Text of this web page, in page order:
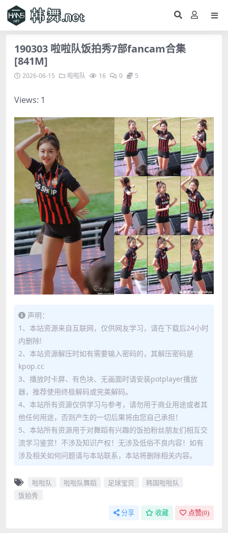
190303 啦啦队饭拍秀7部fancam合集
[841M]
2026-06-15 啦啦队 16 0 5
Views: 1
声明：
1、本站资源来自互联网，仅供网友学习，请在下载后24小时
内删除!
2、本站资源解压时如有需要输入密码的，其解压密码是
kpop.cc
3、播放时卡屏、有色块、无画面时请安装potplayer播放
器，推荐使用终极解码或完美解码。
4、本站所有资源仅供学习与参考，请勿用于商业用途或者其
他任何用途，否则产生的一切后果将由您自己承担！
5、本站所有资源用于对舞蹈有兴趣的饭拍粉丝朋友们相互交
流学习鉴赏！不涉及知识产权！无涉及低俗不良内容！如有
涉及相关如何问题请与本站联系，本站将删除相关内容。
啦啦队 啦啦队舞蹈 足球宝贝
韩国啦啦队
饭拍秀
分享 收藏 点赞(0)